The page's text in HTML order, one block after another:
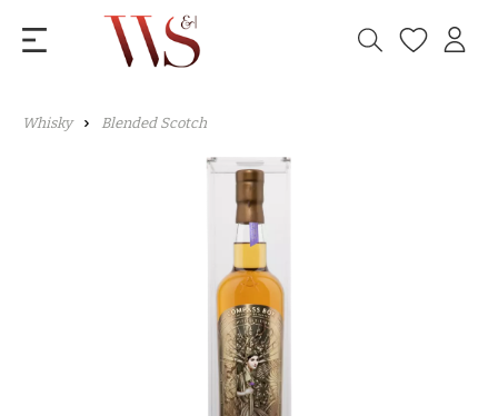
Whisky Blended Scotch